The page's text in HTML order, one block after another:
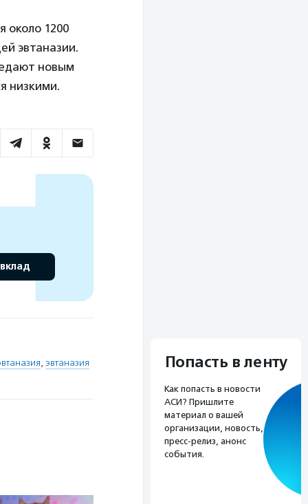
около 1200
эвтаназии.
новым
низкими.
, эвтаназия Попасть в ленту
Как попасть в новости
АСИ? Пришлите
материал о вашей
организации, новость,
пресс-релиз, анонс
события.